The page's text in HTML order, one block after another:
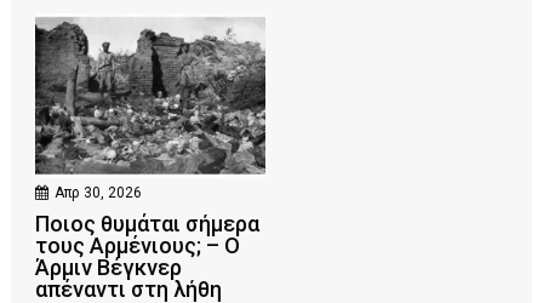
Απρ 30, 2026
Ποιος θυμάται σήμερα
τους Αρμένιους; – Ο
Άρμιν Βέγκνερ
απέναντι στη λήθη